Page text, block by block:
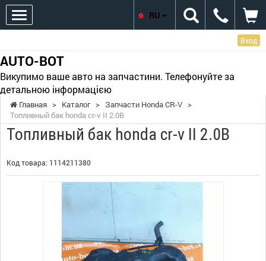
Вход
AUTO-BOT
Викупимо ваше авто на запчастини. Телефонуйте за
детальною інформацією
RU
Главная > Каталог > Запчасти Honda CR-V >
Топливный бак honda cr-v II 2.0B
Топливный бак honda cr-v II 2.0B
Код товара: 1114211380